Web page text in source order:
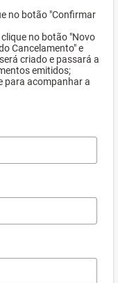
no botão "Confirmar
no botão "Novo
Cancelamento" e
criado e passará a
emitidos;
para acompanhar a